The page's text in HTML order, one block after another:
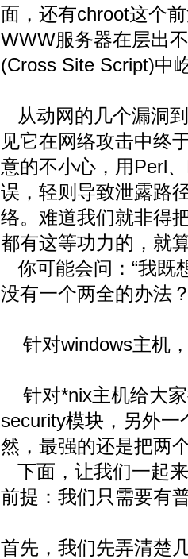
面，还有chroot这个
WWW服务器在层出
(Cross Site Script)中
从动网的几个漏洞
见它在网络攻击中终
意的不小心，用Perl
误，轻则导致泄露路
络。难道我们就非得
都有这等功力的，就
你可能会问：“我既
没有一个两全的办法
针对windows主机
针对*nix主机给大家
security模块，另外
然，最强的还是把两
下面，让我们一起
前提：我们只需要有
首先，我们先弄清楚